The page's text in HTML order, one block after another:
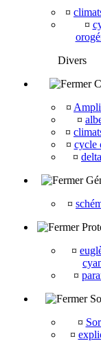
¤
¤
Divers
¤
¤
¤
¤ cycle
¤
¤
¤
¤
¤
¤